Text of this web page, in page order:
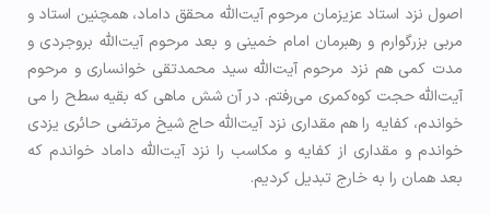
اصول نزد استاد عزیزمان مرحوم آیت‌الله محقق داماد، همچنین استاد و
مربی بزرگوارم و رهبرمان امام خمینی و بعد مرحوم آیت‌الله بروجردی و
مدت کمی هم نزد مرحوم آیت‌الله سید محمدتقی خوانساری و مرحوم
آیت‌الله حجت کوه‌کمری می‌رفتم. در آن شش ماهی که بقیه سطح را می
خواندم، کفایه را هم مقداری نزد آیت‌الله حاج شیخ مرتضی حائری یزدی
خواندم و مقداری از کفایه و مکاسب را نزد آیت‌الله داماد خواندم که
بعد همان را به خارج تبدیل کردیم.